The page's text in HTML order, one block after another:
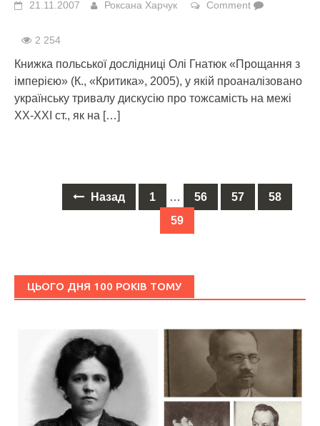
21.11.2007 Роксана Харчук Comment
2 254
Книжка польської дослідниці Олі Гнатюк «Прощання з
імперією» (К., «Критика», 2005), у якій проаналізовано
українську тривалу дискусію про тожсамість на межі
ХХ-ХХІ ст., як на […]
Назад 1 … 56 57
58
59
ЦЬОГО ДНЯ 100 РОКІВ ТОМУ